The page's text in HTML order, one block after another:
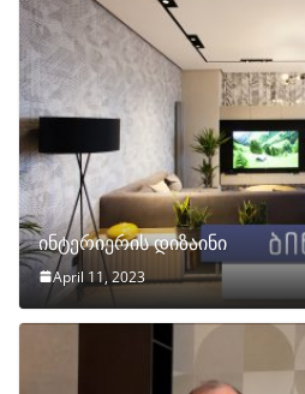
ინტერიერის დიზაინი
April 11, 2023